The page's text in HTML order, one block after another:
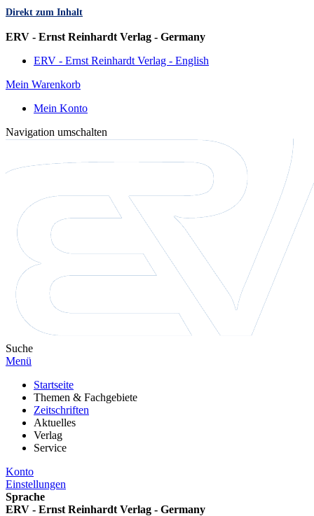
Direkt zum Inhalt
ERV - Ernst Reinhardt Verlag - Germany
ERV - Ernst Reinhardt Verlag - English
Mein Warenkorb
Mein Konto
Navigation umschalten
Suche
Menü
Startseite
Themen & Fachgebiete
Zeitschriften
Aktuelles
Verlag
Service
Konto
Einstellungen
Sprache
ERV - Ernst Reinhardt Verlag - Germany